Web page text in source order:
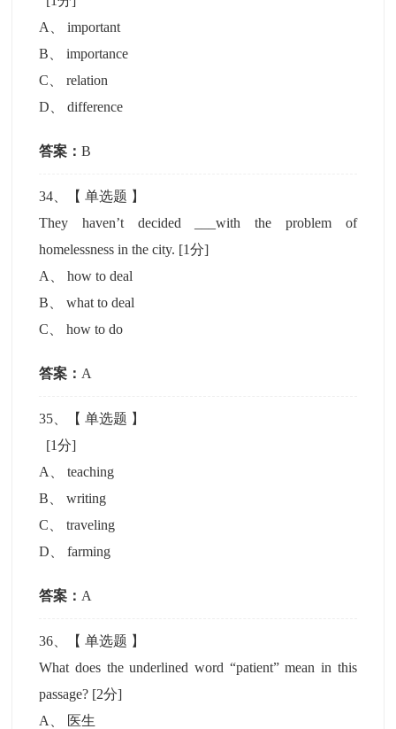
A
、important
B 、importance
C 、relation
D 、difference
答案：B
34 、【单选题 】
They haven’t decided ___with the problem of
homelessness in the city. [1分]
A
、how to deal
B 、what to deal
C 、how to do
答案： A
35 、【单选题 】
[1分]
A
、teaching
B 、writing
C 、traveling
D 、farming
答案： A
36 、【单选题 】
What does the underlined word “patient” mean in this
passage? [2分]
A
医生